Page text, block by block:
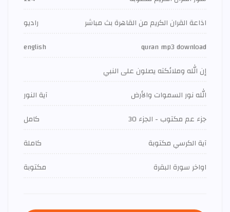
اذاعة القران الكريم من القاهرة بث مباشر
راديو
quran mp3 download
english
إن الله وملائكته يصلون على النبي
الله نور السموات والأرض
آية النور
جزء عم مكتوب - الجزء 30
كامل
آية الكرسي مكتوبة
كاملة
اواخر سورة البقرة
مكتوبة